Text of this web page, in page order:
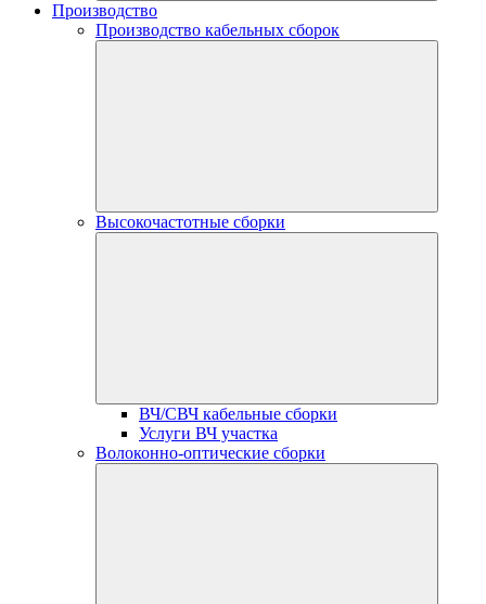
Производство
Производство кабельных сборок
Высокочастотные сборки
ВЧ/СВЧ кабельные сборки
Услуги ВЧ участка
Волоконно-оптические сборки